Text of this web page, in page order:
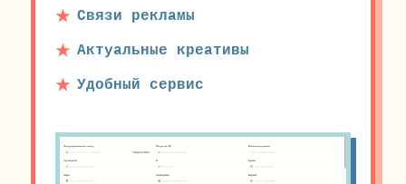
Связи рекламы
Актуальные креативы
Удобный сервис